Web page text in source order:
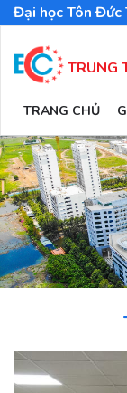
Nhảy
đến
dung
Đại học Tôn Đức
TRUNG
MAIN
TRANG CHỦ